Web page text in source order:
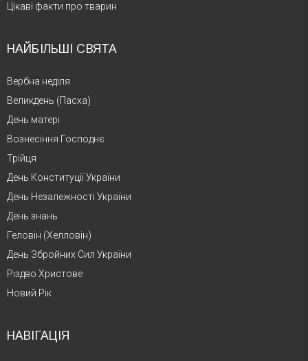
Цікаві факти про тварин
НАЙБІЛЬШІ СВЯТА
Вербна неділя
Великдень (Пасха)
День матері
Вознесіння Господнє
Трійця
День Конституції України
День Незалежності України
День знань
Геловін (Хелловін)
День Збройних Сил України
Різдво Христове
Новий Рік
НАВІГАЦІЯ